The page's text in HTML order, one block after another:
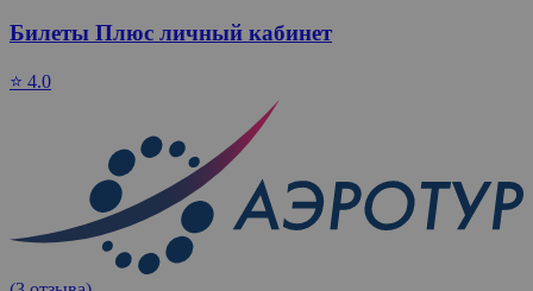
Билеты Плюс личный кабинет
⭐ 4.0